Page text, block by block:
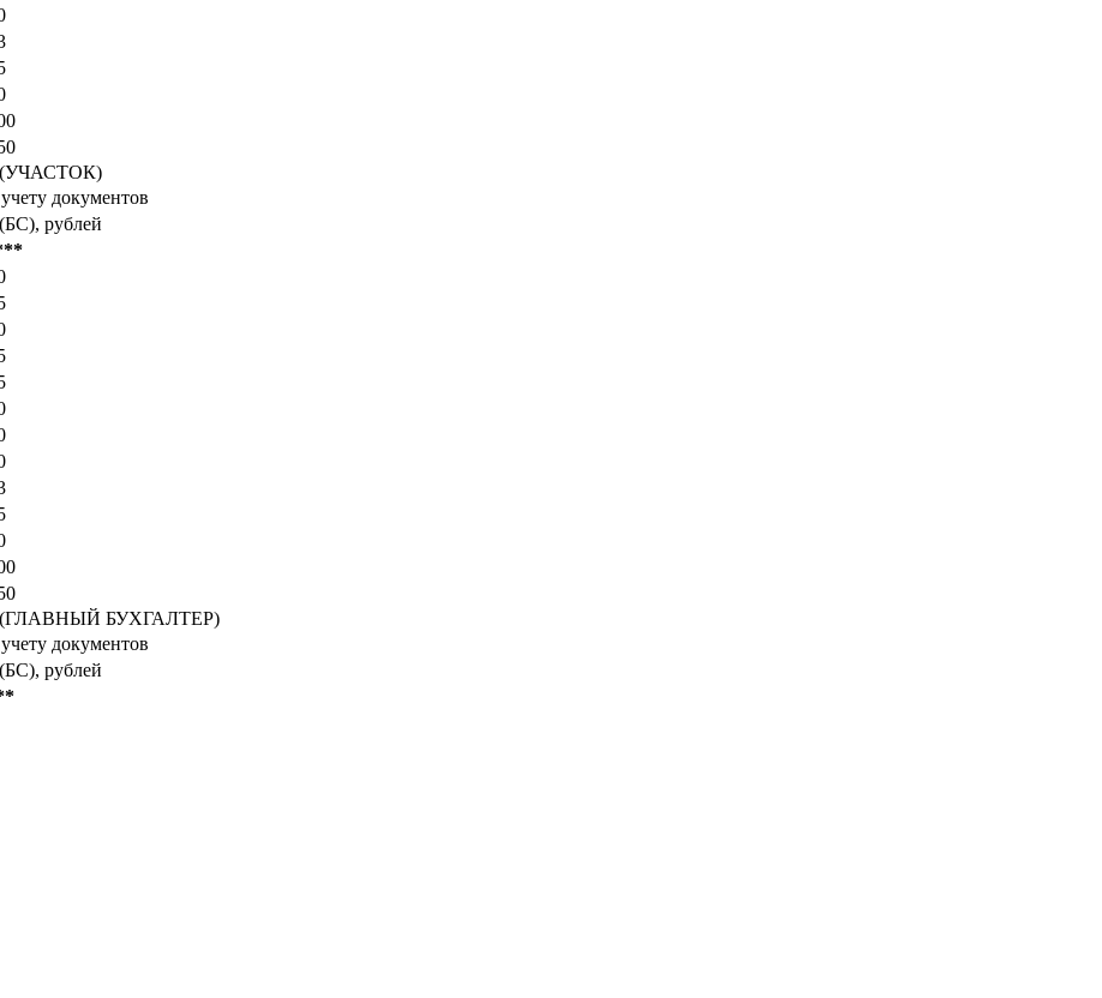
документов
рублей
**
БУХГАЛТЕР)
документов
рублей
*